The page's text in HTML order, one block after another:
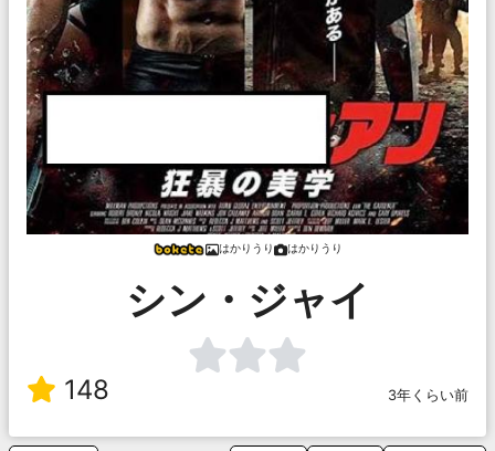
はかりうり はかりうり
シン・ジャイ
148 3年くらい前